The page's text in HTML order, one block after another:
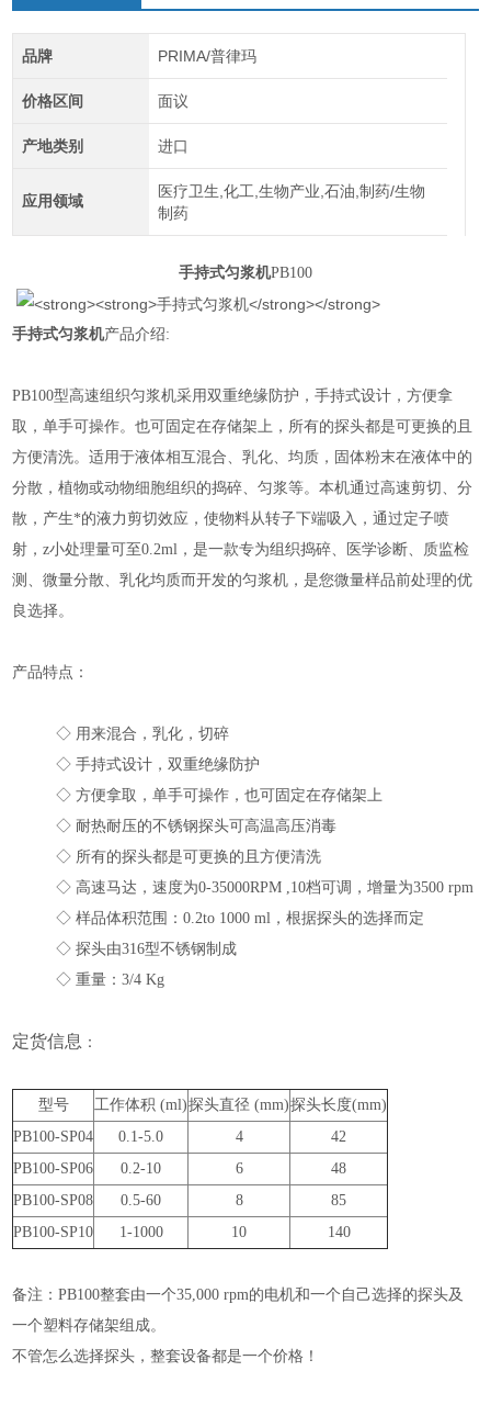
品牌 PRIMA/普律玛
价格区间 面议
产地类别 进口
应用领域
医疗卫生,化工,生物产业,石油,制药/生物
制药
手持式匀浆机PB100
手持式匀浆机产品介绍:
PB100型高速组织匀浆机采用双重绝缘防护，手持式设计，方便拿
取，单手可操作。也可固定在存储架上，所有的探头都是可更换的且
方便清洗。适用于液体相互混合、乳化、均质，固体粉末在液体中的
分散，植物或动物细胞组织的捣碎、匀浆等。本机通过高速剪切、分
散，产生*的液力剪切效应，使物料从转子下端吸入，通过定子喷
射，z小处理量可至0.2ml，是一款专为组织捣碎、医学诊断、质监检
测、微量分散、乳化均质而开发的匀浆机，是您微量样品前处理的优
良选择。
产品特点：
◇ 用来混合，乳化，切碎
◇ 手持式设计，双重绝缘防护
◇ 方便拿取，单手可操作，也可固定在存储架上
◇ 耐热耐压的不锈钢探头可高温高压消毒
◇ 所有的探头都是可更换的且方便清洗
◇ 高速马达，速度为0-35000RPM ,10档可调，增量为3500 rpm
◇ 样品体积范围：0.2to 1000 ml，根据探头的选择而定
◇ 探头由316型不锈钢制成
◇ 重量：3/4 Kg
定货信息 ：
型号 工作体积 (ml)探头直径 (mm)探头长度(mm)
PB100-SP04
0.1-5.0 4
42
PB100-SP06
0.2-10 6
48
PB100-SP08
0.5-60 8
85
PB100-SP10
1-1000 10 140
备注：PB100整套由一个35,000 rpm的电机和一个自己选择的探头及
一个塑料存储架组成。
不管怎么选择探头，整套设备都是一个价格！